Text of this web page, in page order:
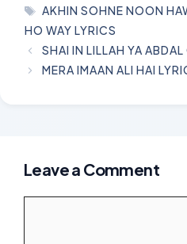
TAGS
AKHIN SOHNE NOON
HO WAY LYRICS
SHAI IN LILLAH YA
MERA IMAAN ALI HAI
Leave a Comment